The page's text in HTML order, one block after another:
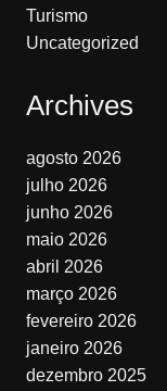
Turismo
Uncategorized
Archives
agosto 2026
julho 2026
junho 2026
maio 2026
abril 2026
março 2026
fevereiro 2026
janeiro 2026
dezembro 2025